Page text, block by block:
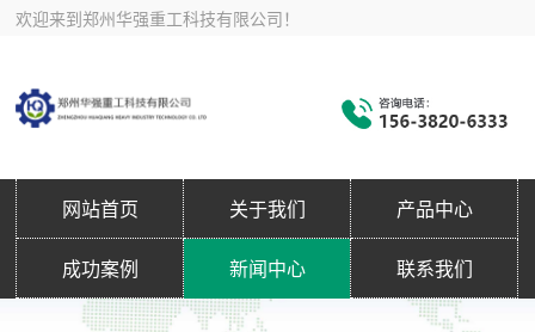
欢迎来到郑州华强重工科技有限公司！
网站首页 关于我们 产品中心
成功案例 新闻中心 联系我们